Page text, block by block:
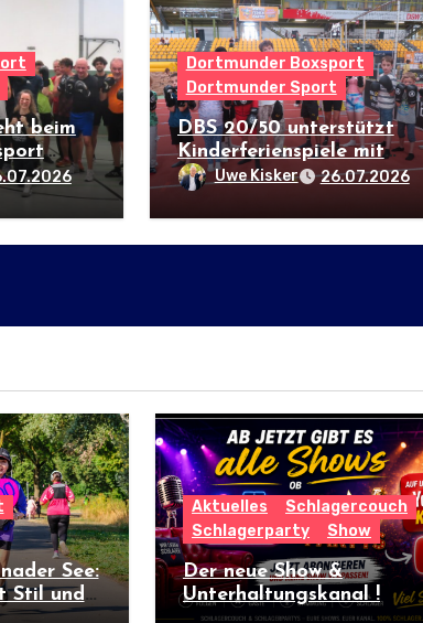
beim
Dortmunder Boxsport
Dortmunder Sport
DBS 20/50 unterstützt
Kinderferienspiele mit
Boxtraining
Uwe Kisker 26.07.2026
See:
Stil und
Aktuelles
Schlagercouch
Schlagerparty
Show
Der neue Show &
Unterhaltungskanal !